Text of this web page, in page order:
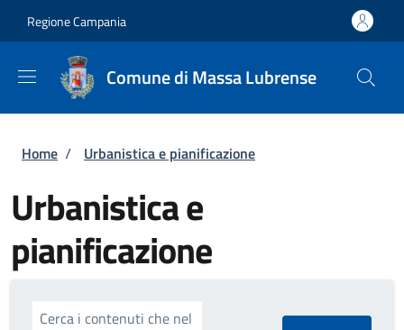
Regione Campania
Comune di Massa Lubrense
Briciole di pane
Home / Urbanistica e pianificazione
Urbanistica e
pianificazione
Cerca i contenuti che nel